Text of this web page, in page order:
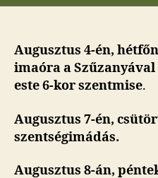
Augusztus 4-én,
imaóra a
este 6-kor szentmise.
Augusztus 7-én,
szentségimádás.
Augusztus 8-án,